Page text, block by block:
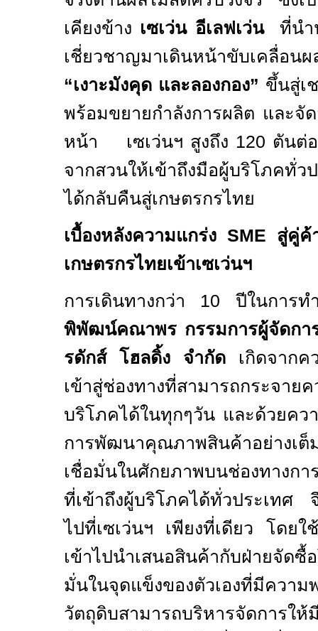
เคียงข้าง เซเว่น อีเลฟเว่นที่นำป
เชี่ยวชาญมาเดินหน้าขับเคลื่อนผ
“เงาะมังคุด และลองกอง” ขึ้นสู่เ
พร้อมขยายกำลังการผลิต และจั
หน้า เซเว่นฯ สูงถึง 120 ตันต่
จากสวนให้เข้าถึงมือผู้บริโภคทั่
ได้กลับคืนสู่เกษตรกรไทย
เบื้องหลังความแกร่ง SME สู่คู่
เกษตรกรไทยเข้าเซเว่นฯ
การเดินทางกว่า 10 ปีในการ
พิพัฒน์คณาพร กรรมการผู้จัดกา
รดักส์ โฮลดิ้ง จำกัด เกิดจากค
เข้าสู่ช่องทางที่สามารถกระจาย
บริโภคได้ในทุกๆวัน และด้วยคว
การพัฒนาคุณภาพสินค้าอย่างเ
เชื่อมั่นในศักยภาพบนช่องทางกา
ที่เข้าถึงผู้บริโภคได้ทั่วประเทศ
ไปที่เซเว่นฯ เพียงที่เดียว โดย
เข้าไปนำเสนอสินค้ากับฝ่ายจัดซื้
มั่นในจุดแข็งของตัวเองที่มีควา
วัตถุดิบสามารถบริหารจัดการใ